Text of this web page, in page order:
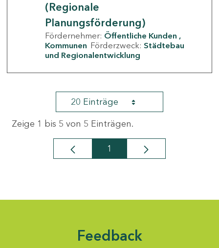
(Regionale
Planungsförderung)
Fördernehmer: Öffentliche Kunden
Kommunen Förderzweck: Städtebau
und Regionalentwicklung
20 Einträge
Zeige 1 bis 5 von 5 Einträgen.
Seite
1
Feedback